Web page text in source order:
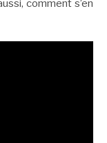
comment s’en